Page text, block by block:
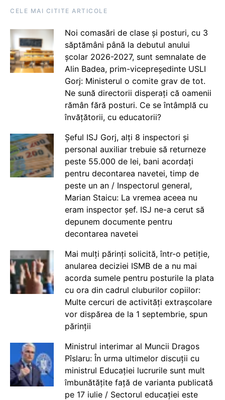
CELE MAI CITITE ARTICOLE
Noi comasări de clase și posturi, cu 3
săptămâni până la debutul anului
școlar 2026-2027, sunt semnalate de
Alin Badea, prim-vicepreședinte USLI
Gorj: Ministerul o comite grav de tot.
Ne sună directorii disperați că oamenii
rămân fără posturi. Ce se întâmplă cu
învățătorii, cu educatorii?
Șeful ISJ Gorj, alți 8 inspectori și
personal auxiliar trebuie să returneze
peste 55.000 de lei, bani acordați
pentru decontarea navetei, timp de
peste un an / Inspectorul general,
Marian Staicu: La vremea aceea nu
eram inspector șef. ISJ ne-a cerut să
depunem documente pentru
decontarea navetei
Mai mulți părinți solicită, într-o petiție,
anularea deciziei ISMB de a nu mai
acorda sumele pentru posturile la plata
cu ora din cadrul cluburilor copiilor:
Multe cercuri de activități extrașcolare
vor dispărea de la 1 septembrie, spun
părinții
Ministrul interimar al Muncii Dragos
Pîslaru: În urma ultimelor discuții cu
ministrul Educației lucrurile sunt mult
îmbunătățite față de varianta publicată
pe 17 iulie / Sectorul educației este